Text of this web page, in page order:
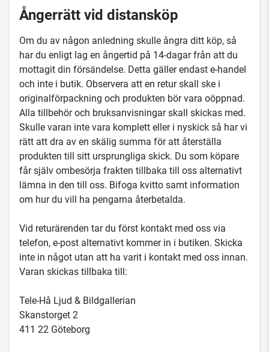
Ångerrätt vid distansköp
Om du av någon anledning skulle ångra ditt köp, så
har du enligt lag en ångertid på 14-dagar från att du
mottagit din försändelse. Detta gäller endast e-handel
och inte i butik. Observera att en retur skall ske i
originalförpackning och produkten bör vara oöppnad.
Alla tillbehör och bruksanvisningar skall skickas med.
Skulle varan inte vara komplett eller i nyskick så har vi
rätt att dra av en skälig summa för att återställa
produkten till sitt ursprungliga skick. Du som köpare
får själv ombesörja frakten tillbaka till oss alternativt
lämna in den till oss. Bifoga kvitto samt information
om hur du vill ha pengarna återbetalda.
Vid returärenden tar du först kontakt med oss via
telefon, e-post alternativt kommer in i butiken. Skicka
inte in något utan att ha varit i kontakt med oss innan.
Varan skickas tillbaka till:
Tele-Hå Ljud & Bildgallerian
Skanstorget 2
411 22 Göteborg